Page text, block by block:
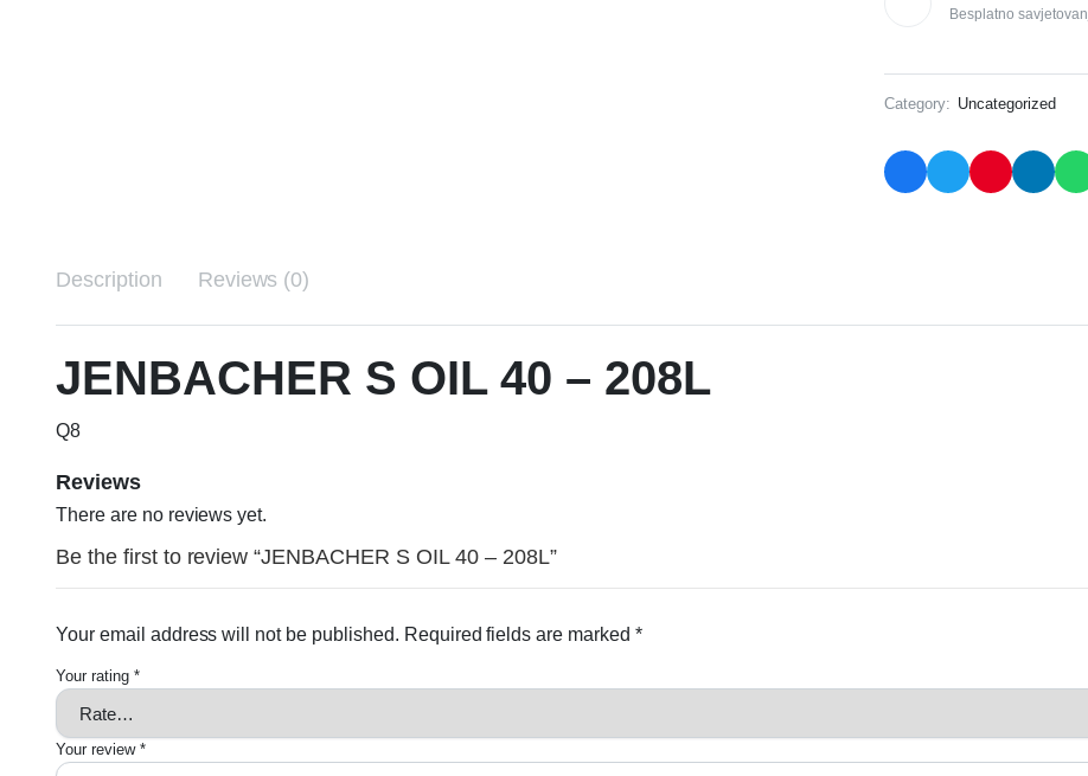
Besplatno
Category: Uncategorized
Description Reviews (0)
JENBACHER S OIL 40 – 208L
Q8
Reviews
There are no reviews yet.
Be the first to review “JENBACHER S OIL 40 – 208L”
Your email address will not be published. Required fields are marked *
Your rating *
Your review *